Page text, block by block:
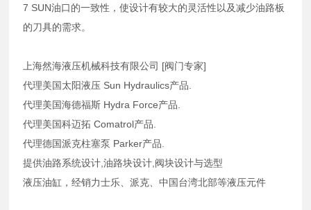
7 SUN油口的一致性，使设计有较大的灵活性以及减少油路板
的刀具的需求。
上海然海液压机械科技有限公司 [阀门专家]
代理美国太阳液压 Sun Hydraulics产品.
代理美国海德福斯 Hydra Force产品.
代理美国科迈拓 Comatrol产品.
代理德国派克柱塞泵 Parker产品.
提供油路系统设计,油路块设计,阀块设计与选型
液压油缸，经销力士乐、派克、中国台湾北部等液压元件